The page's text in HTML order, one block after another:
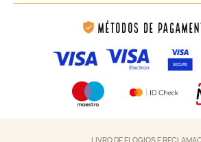
Métodos de
LIVRO DE ELOGIOS E